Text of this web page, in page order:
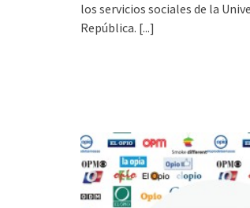
los servicios sociales de la
República. [...]